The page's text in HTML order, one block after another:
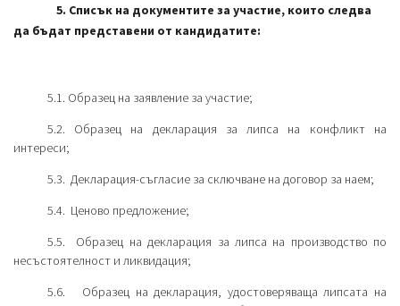
5. Списък на документите за участие, които следва
да бъдат представени от кандидатите:
5.1. Образец на заявление за участие;
5.2. Образец на декларация за липса на конфликт на
интереси;
5.3. Декларация-съгласие за сключване на договор за наем;
5.4. Ценово предложение;
5.5. Образец на декларация за липса на производство по
несъстоятелност и ликвидация;
5.6. Образец на декларация, удостоверяваща липсата на